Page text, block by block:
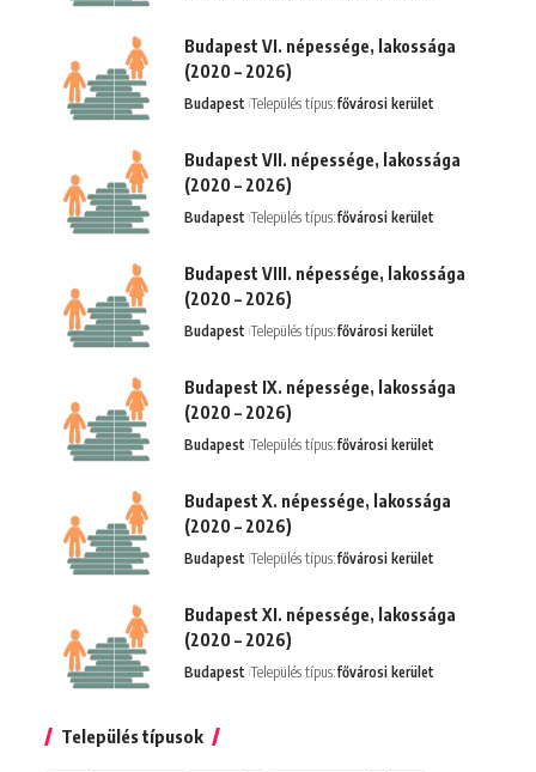
Budapest VI. népessége, lakossága
(2020 – 2026)
Budapest Település típus:fővárosi kerület
Budapest VII. népessége, lakossága
(2020 – 2026)
Budapest Település típus:fővárosi kerület
Budapest VIII. népessége, lakossága
(2020 – 2026)
Budapest Település típus:fővárosi kerület
Budapest IX. népessége, lakossága
(2020 – 2026)
Budapest Település típus:fővárosi kerület
Budapest X. népessége, lakossága
(2020 – 2026)
Budapest Település típus:fővárosi kerület
Budapest XI. népessége, lakossága
(2020 – 2026)
Budapest Település típus:fővárosi kerület
Település típusok